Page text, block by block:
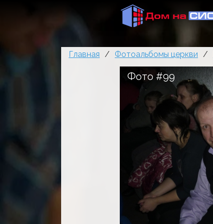
Главная / Фотоальбомы церкви /
Фото #99